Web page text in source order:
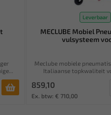
Leverbaar
MECLUBE Mobiel
vulsysteem
Meclube mobiele
Italiaanse topkwaliteit
859,10
Ex. btw: € 710,00